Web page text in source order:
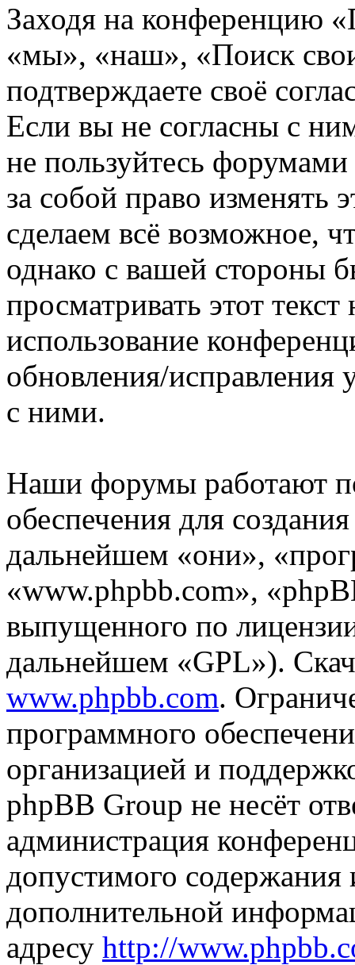
Заходя на конференцию
«мы», «наш», «Поиск
подтверждаете своё
Если вы не согласны с
не пользуйтесь
за собой право изменять
сделаем всё возможное,
однако с вашей стороны
просматривать этот
использование
обновления/исправления
с ними.
Наши форумы работают
обеспечения для
дальнейшем «они»,
«www.phpbb.com»,
выпущенного по
дальнейшем «GPL»).
www.phpbb.com.
программного
организацией и
phpBB Group не несёт
администрация
допустимого
дополнительной
адресу http://